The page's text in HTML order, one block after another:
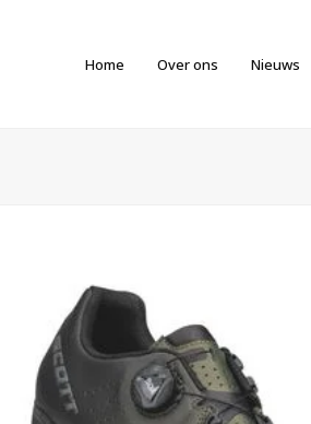
Home Over ons Nieuws